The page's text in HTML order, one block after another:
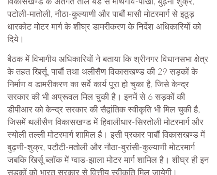
पटोली-मातोली, नौठा-कुल्याणी और पाबौं मासौ मोटरमार्ग से इठूड़
धारकोट मोटर मार्ग के शीघ्र डामरीकरण के निर्देश अधिकारियों को
दिये।
बैठक में विभागीय अधिकारियों ने बताया कि श्रीनगर विधानसभा क्षेत्र
के तहत खिर्सू, पाबौं तथा थलीसैण विकासखण्ड की 29 सड़कों के
निर्माण व डामरीकरण का सर्वे कार्य पूरा हो चुका है, जिसे केन्द्र
सरकार की भी अप्रूवल मिल चुकी है। इनमें से 6 सड़कों की
डीपीआर को केन्द्र सरकार की सैद्वांतिक स्वीकृति भी मिल चुकी है,
जिसमें थलीसैण विकासखण्ड में हिवालीधार-सिरतोली मोटरमार्ग और
स्योली तल्ली मोटरमार्ग शामिल है। इसी प्रकार पाबौं विकासखण्ड में
बुढ़णी-शुक्र, पटौटी-मतोली और नौठा-बुरांसी-कुल्याणी मोटरमार्ग
जबकि खिर्सू ब्लॉक में ग्वाड-झाला मोटर मार्ग शामिल है। शीघ्र ही इन
सड़कों को भारत सरकार से वित्तीय स्वीकृति मिल जायेगी।